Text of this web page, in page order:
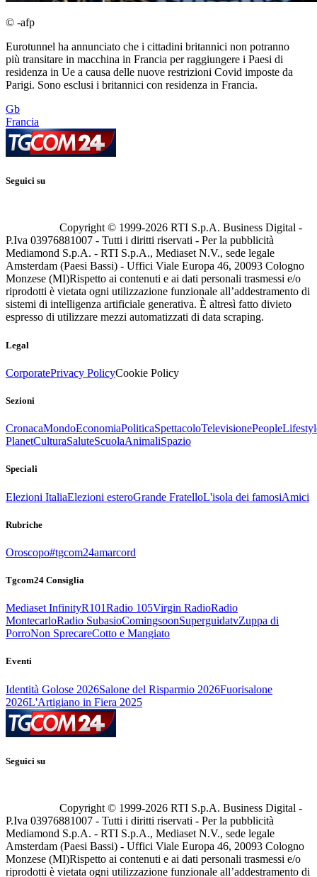
© -afp
Eurotunnel ha annunciato che i cittadini britannici non potranno
più transitare in macchina in Francia per raggiungere i Paesi di
residenza in Ue a causa delle nuove restrizioni Covid imposte da
Parigi. Sono esclusi i britannici con residenza in Francia.
Gb
Francia
Seguici su
Copyright © 1999-2026 RTI S.p.A. Business Digital -
P.Iva 03976881007 - Tutti i diritti riservati - Per la pubblicità
Mediamond S.p.A. - RTI S.p.A., Mediaset N.V., sede legale
Amsterdam (Paesi Bassi) - Uffici Viale Europa 46, 20093 Cologno
Monzese (MI)Rispetto ai contenuti e ai dati personali trasmessi e/o
riprodotti è vietata ogni utilizzazione funzionale all’addestramento di
sistemi di intelligenza artificiale generativa. È altresì fatto divieto
espresso di utilizzare mezzi automatizzati di data scraping.
Legal
CorporatePrivacy PolicyCookie Policy
Sezioni
CronacaMondoEconomiaPoliticaSpettacoloTelevisionePeople
PlanetCulturaSaluteScuolaAnimaliSpazio
Speciali
Elezioni ItaliaElezioni esteroGrande FratelloL'isola dei famosiAmici
Rubriche
Oroscopo#tgcom24amarcord
Tgcom24 Consiglia
Mediaset InfinityR101Radio 105Virgin RadioRadio
MontecarloRadio SubasioComingsoonSuperguidatvZuppa di
PorroNon SprecareCotto e Mangiato
Eventi
Identità Golose 2026Salone del Risparmio 2026Fuorisalone
2026L'Artigiano in Fiera 2025
Seguici su
Copyright © 1999-2026 RTI S.p.A. Business Digital -
P.Iva 03976881007 - Tutti i diritti riservati - Per la pubblicità
Mediamond S.p.A. - RTI S.p.A., Mediaset N.V., sede legale
Amsterdam (Paesi Bassi) - Uffici Viale Europa 46, 20093 Cologno
Monzese (MI)Rispetto ai contenuti e ai dati personali trasmessi e/o
riprodotti è vietata ogni utilizzazione funzionale all’addestramento di